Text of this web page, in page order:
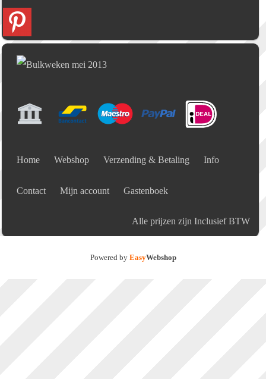
Home Webshop Verzending & Betaling Info
Contact Mijn account Gastenboek
Alle prijzen zijn Inclusief BTW
Powered by EasyWebshop